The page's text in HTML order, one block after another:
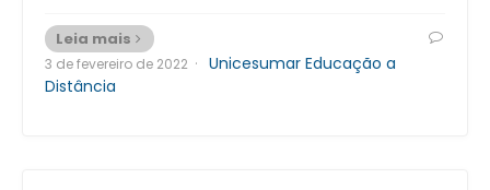
Leia mais
3 de fevereiro de 2022 · Unicesumar Educação a
Distância